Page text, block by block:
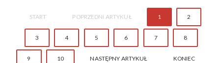
START POPRZEDNI ARTYKUŁ 1 2
3 4 5 6 7 8
9 10 NASTĘPNY ARTYKUŁ KONIEC